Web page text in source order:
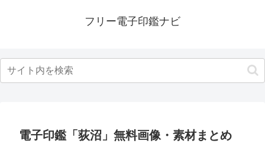
フリー電子印鑑ナビ
電子印鑑「荻沼」無料画像・素材まとめ